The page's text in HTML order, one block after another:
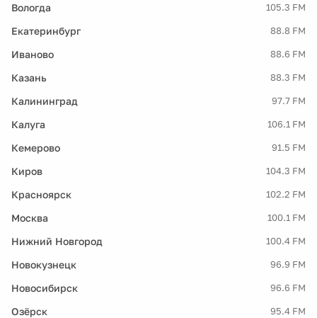
Вологда 105.3 FM
Екатеринбург 88.8 FM
Иваново 88.6 FM
Казань 88.3 FM
Калининград 97.7 FM
Калуга 106.1 FM
Кемерово 91.5 FM
Киров 104.3 FM
Красноярск 102.2 FM
Москва 100.1 FM
Нижний Новгород 100.4 FM
Новокузнецк 96.9 FM
Новосибирск 96.6 FM
Озёрск 95.4 FM